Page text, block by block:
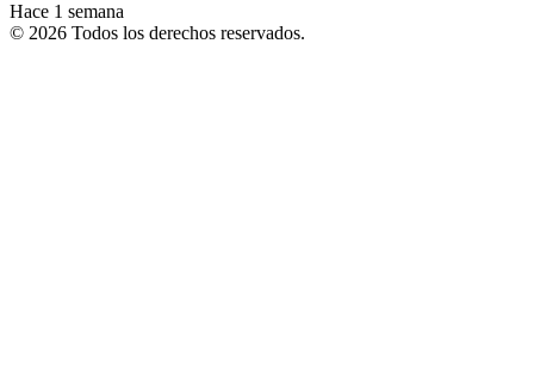
Hace 1 semana
© 2026 Todos los derechos reservados.